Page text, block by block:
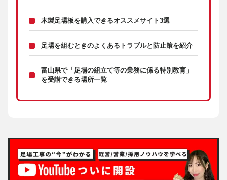
木製足場板を購入できるオススメサイト3選
足場を組むときのよくあるトラブルと防止策を紹介
富山県で「足場の組立て等の業務に係る特別教育」
を受講できる場所一覧